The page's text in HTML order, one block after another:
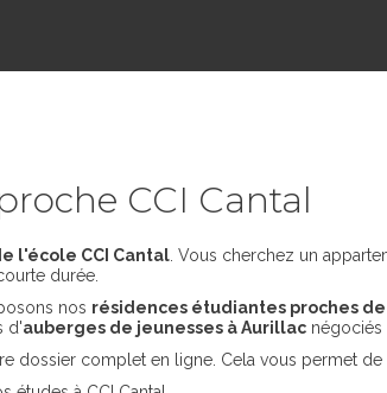
CCI Cantal
l'école CCI Cantal . Vous cherchez un
durée.
nos résidences étudiantes proches
d'auberges de jeunesses à Aurillac négociés
dossier complet en ligne. Cela vous permet